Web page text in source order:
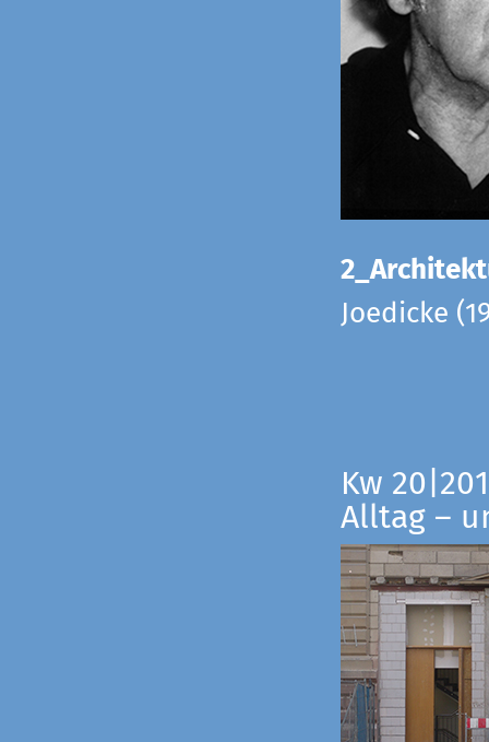
Joedicke
Kw
Alltag –